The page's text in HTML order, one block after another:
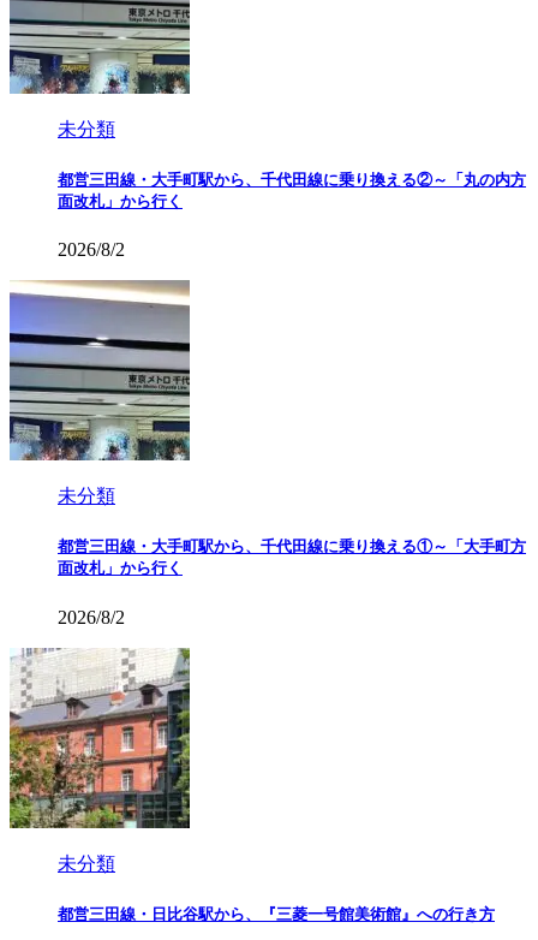
未分類
都営三田線・大手町駅から、千代田線に乗り換える②～「丸の内方
面改札」から行く
2026/8/2
未分類
都営三田線・大手町駅から、千代田線に乗り換える①～「大手町方
面改札」から行く
2026/8/2
未分類
都営三田線・日比谷駅から、『三菱一号館美術館』への行き方